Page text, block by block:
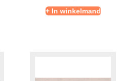
+ In winkelmand